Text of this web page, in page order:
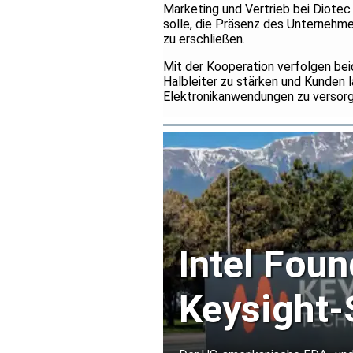
Marketing und Vertrieb bei
solle, die Präsenz des
zu erschließen.
Mit der Kooperation verfolgen
Halbleiter zu stärken und
Elektronikanwendungen zu
Intel